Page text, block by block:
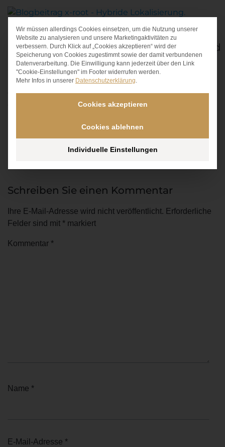
Hybride Lokalisierung für iOS und Android
So haben wir unseren Lokalisierungsprozess
kontinuierlich verbessert bis zu dem Punkt, an dem
die Einrichtung eines neuen oder die Lokalisierung
eines bestehenden Projekts nur wenige Sekunden
Schreiben Sie einen Kommentar
Ihre E-Mail-Adresse wird nicht veröffentlicht. Erforderliche
Felder sind mit * markiert
Kommentar *
Name *
E-Mail-Adresse *
Datenschutz-
Wir müssen allerdings Cookies einsetzen, um die Nutzung unserer
Website zu analysieren und unsere Marketingaktivitäten zu
verbessern. Durch Klick auf „Cookies akzeptieren“ wird der
Speicherung von Cookies zugestimmt sowie der damit verbundenen
Datenverarbeitung. Die Einwilligung kann jederzeit über den Link
"Cookie-Einstellungen" im Footer widerrufen werden.
Mehr Infos in unserer Datenschutzerklärung
Cookies akzeptieren
Cookies ablehnen
Individuelle Einstellungen